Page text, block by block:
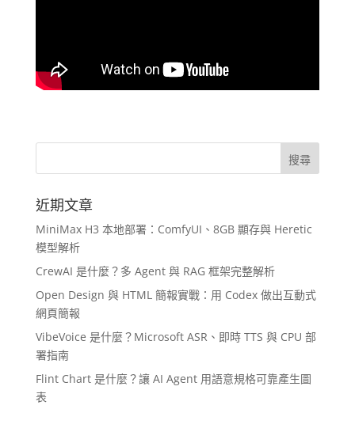
近期文章
MiniMax H3 本地部署：ComfyUI、8GB 顯存與 Heretic
模型解析
CrewAI 是什麼？多 Agent 與 RAG 框架完整解析
Open Design 與 HTML 簡報實戰：用 Codex 做出互動式
網頁簡報
VibeVoice 是什麼？Microsoft ASR、即時 TTS 與 CPU 部
署指南
Flint Chart 是什麼？讓 AI Agent 用語意規格可靠產生圖
表